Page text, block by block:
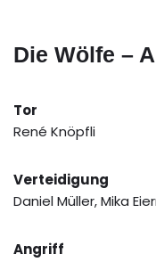
Die Wölfe –
Tor
René Knöpfli
Verteidigung
Daniel Müller, Mika
Angriff